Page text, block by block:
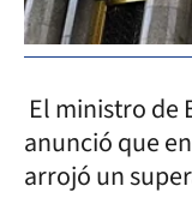
El ministro de
anunció que
arrojó un